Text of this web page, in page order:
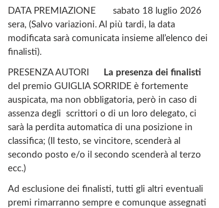
DATA PREMIAZIONE sabato 18 luglio 2026
sera, (Salvo variazioni. Al più tardi, la data
modificata sarà comunicata insieme all’elenco dei
finalisti).
PRESENZA AUTORI
La presenza dei finalisti
del premio GUIGLIA SORRIDE è fortemente
auspicata, ma non obbligatoria, però in caso di
assenza degli scrittori o di un loro delegato, ci
sarà la perdita automatica di una posizione in
classifica; (Il testo, se vincitore, scenderà al
secondo posto e/o il secondo scenderà al terzo
ecc.)
Ad esclusione dei finalisti, tutti gli altri eventuali
premi rimarranno sempre e comunque assegnati